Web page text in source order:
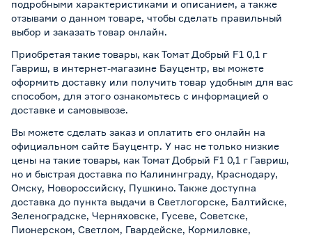
подробными характеристиками и описанием, а также
отзывами о данном товаре, чтобы сделать правильный
выбор и заказать товар онлайн.
Приобретая такие товары, как Томат Добрый F1 0,1 г
Гавриш, в интернет-магазине Бауцентр, вы можете
оформить доставку или получить товар удобным для вас
способом, для этого ознакомьтесь с информацией о
доставке и самовывозе.
Вы можете сделать заказ и оплатить его онлайн на
официальном сайте Бауцентр. У нас не только низкие
цены на такие товары, как Томат Добрый F1 0,1 г Гавриш,
но и быстрая доставка по Калининграду, Краснодару,
Омску, Новороссийску, Пушкино. Также доступна
доставка до пункта выдачи в Светлогорске, Балтийске,
Зеленоградске, Черняховске, Гусеве, Советске,
Пионерском, Светлом, Гвардейске, Кормиловке,